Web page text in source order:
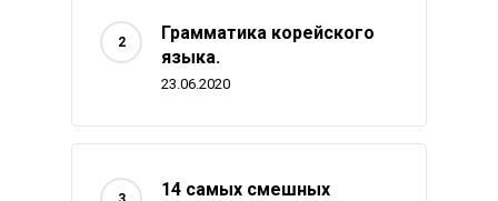
Грамматика корейского
языка.
23.06.2020
14 самых смешных